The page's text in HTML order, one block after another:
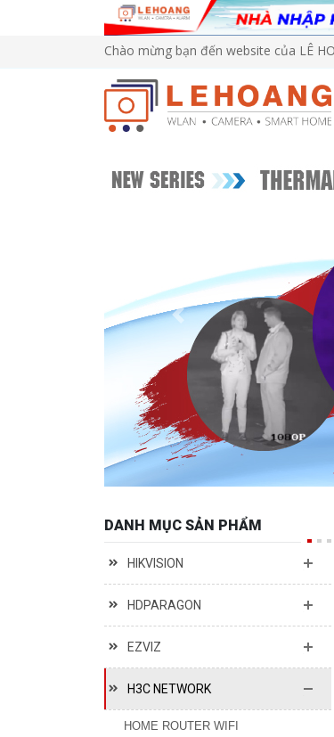
Chào mừng bạn đến website của LÊ
HIKVISION
HOME ROUTER WIFI
SOHO